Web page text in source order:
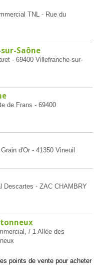
TNL - Rue du
Saône
- 69400 Villefranche-sur-
de Frans - 69400
d'Or - 41350 Vineuil
Descartes - ZAC CHAMBRY
/ 1 Allée des
points de vente pour acheter